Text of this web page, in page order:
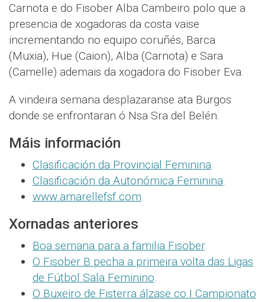
Carnota e do Fisober Alba Cambeiro polo que a
presencia de xogadoras da costa vaise
incrementando no equipo coruñés, Barca
(Muxia), Hue (Caion), Alba (Carnota) e Sara
(Camelle) ademais da xogadora do Fisober Eva.
A vindeira semana desplazaranse ata Burgos
donde se enfrontaran ó Nsa Sra del Belén.
Máis información
Clasificación da Provincial Feminina.
Clasificación da Autonómica Feminina.
www.amarellefsf.com.
Xornadas anteriores
Boa semana para a familia Fisober.
O Fisober B pecha a primeira volta das Ligas
de Fútbol Sala Feminino.
O Buxeiro de Fisterra álzase co I Campionato